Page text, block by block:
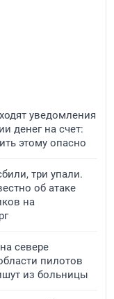
уведомления
денег на счет:
этому опасно
три упали.
об атаке
на
севере
пилотов
из больницы